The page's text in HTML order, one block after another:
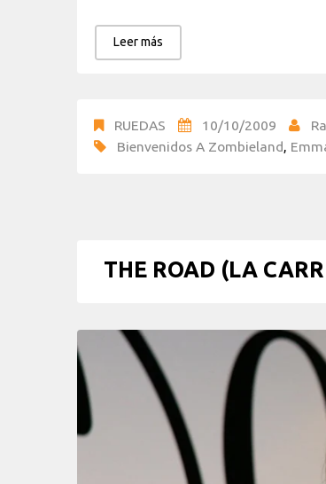
Leer más
RUEDAS 10/10/2009
Bienvenidos A Zombieland,
THE ROAD (LA